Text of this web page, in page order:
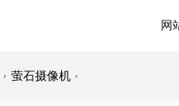
网
萤石摄像机